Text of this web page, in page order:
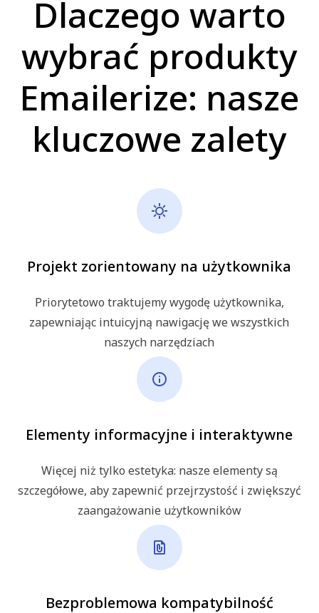
Dlaczego warto
wybrać produkty
Emailerize: nasze
kluczowe zalety
Projekt zorientowany na użytkownika
Priorytetowo traktujemy wygodę użytkownika,
zapewniając intuicyjną nawigację we wszystkich
naszych narzędziach
Elementy informacyjne i interaktywne
Więcej niż tylko estetyka: nasze elementy są
szczegółowe, aby zapewnić przejrzystość i zwiększyć
zaangażowanie użytkowników
Bezproblemowa kompatybilność